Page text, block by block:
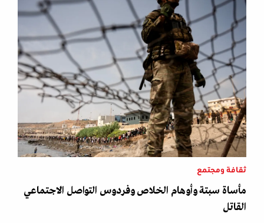
ثقافة ومجتمع
مأساة سبتة وأوهام الخلاص وفردوس التواصل الاجتماعي
القاتل